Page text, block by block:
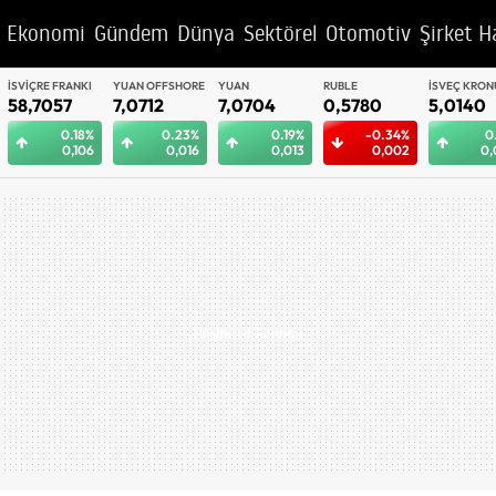
Ekonomi Gündem Dünya Sektörel Otomotiv Şirket
YUAN OFFSHORE
7,0712
0.23%
0,016
YUAN
7,0704
0.19%
0,013
RUBLE
0,5780
-0.34%
0,002
İSVEÇ KRONU
5,0140
0.2%
0,010
BAE DIRHEMI
12,9942